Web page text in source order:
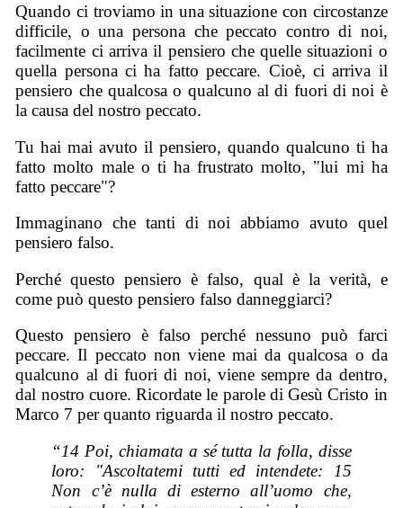
Quando ci troviamo in una situazione con circostanze
difficile, o una persona che peccato contro di noi,
facilmente ci arriva il pensiero che quelle situazioni o
quella persona ci ha fatto peccare. Cioè, ci arriva il
pensiero che qualcosa o qualcuno al di fuori di noi è
la causa del nostro peccato.
Tu hai mai avuto il pensiero, quando qualcuno ti ha
fatto molto male o ti ha frustrato molto, "lui mi ha
fatto peccare"?
Immaginano che tanti di noi abbiamo avuto quel
pensiero falso.
Perché questo pensiero è falso, qual è la verità, e
come può questo pensiero falso danneggiarci?
Questo pensiero è falso perché nessuno può farci
peccare. Il peccato non viene mai da qualcosa o da
qualcuno al di fuori di noi, viene sempre da dentro,
dal nostro cuore. Ricordate le parole di Gesù Cristo in
Marco 7 per quanto riguarda il nostro peccato.
“14 Poi, chiamata a sé tutta la folla, disse
loro: "Ascoltatemi tutti ed intendete: 15
Non c’è nulla di esterno all’uomo che,